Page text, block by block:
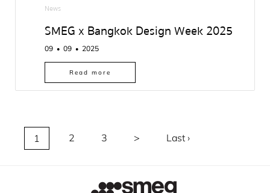
News
SMEG x Bangkok Design Week 2025
09 ● 09 ● 2025
Read more
1 (current)
2 3 > Last ›